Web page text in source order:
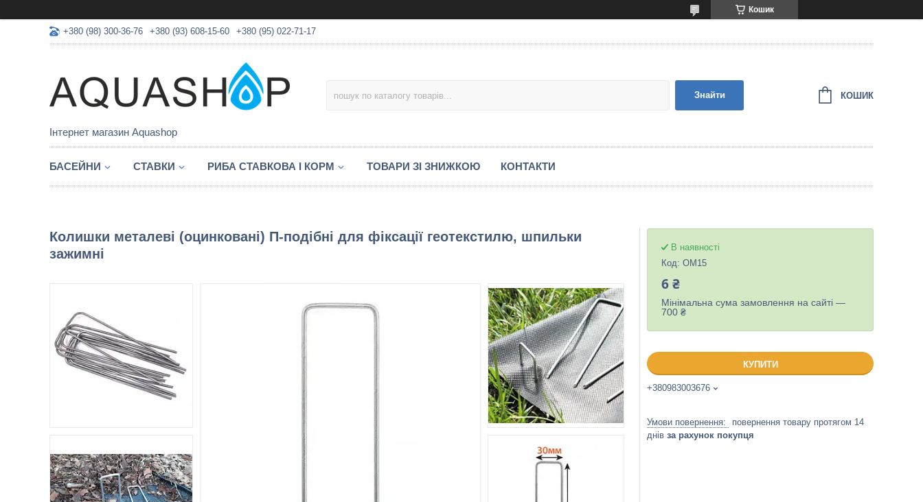
Кошик
+380 (98) 300-36-76 +380 (93) 608-15-60 +380 (95) 022-71-17
Інтернет магазин Aquashop
Знайти КОШИК
БАСЕЙНИ СТАВКИ РИБА СТАВКОВА І КОРМ ТОВАРИ ЗІ ЗНИЖКОЮ КОНТАКТИ
Колишки металеві (оцинковані) П-подібні для фіксації геотекстилю, шпильки
зажимні
В наявності
Код: OM15
6 ₴
Мінімальна сума замовлення на сайті —
700 ₴
КУПИТИ
+380983003676
повернення товару протягом 14
днів за рахунок покупця